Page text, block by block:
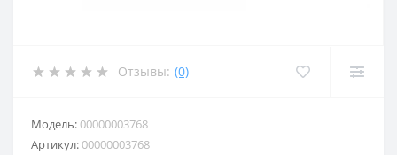
Отзывы: (0)
Модель:00000003768
Артикул:00000003768